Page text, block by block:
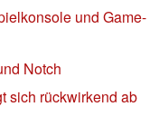
und Game-
Notch
sich rückwirkend ab